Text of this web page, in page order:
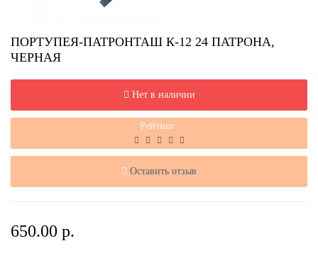
ПОРТУПЕЯ-ПАТРОНТАШ К-12 24 ПАТРОНА,
ЧЕРНАЯ
Нет в наличии
Рейтинг:
Оставить отзыв
650.00 р.